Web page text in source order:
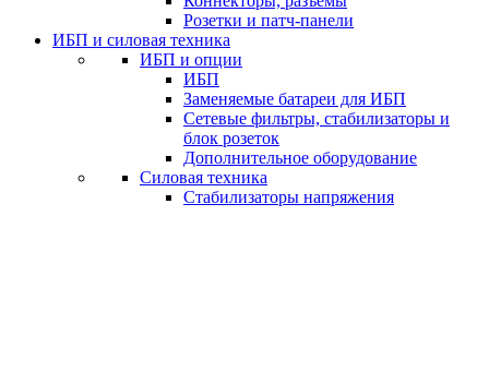
Розетки и патч-панели
ИБП и силовая техника
ИБП и опции
ИБП
Заменяемые батареи для ИБП
Сетевые фильтры, стабилизаторы и
блок розеток
Дополнительное оборудование
Силовая техника
Стабилизаторы напряжения